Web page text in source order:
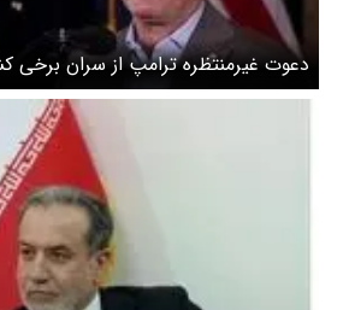
دعوت غیرمنتظره ترامپ از سران برخی